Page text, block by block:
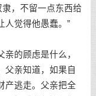
隶，不留一点东西给
人觉得他愚蠢。”
的顾虑是什么，
父亲知道，如果自
产逃走。父亲把全